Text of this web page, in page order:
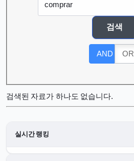
검색
AND OR
검색된 자료가 하나도 없습니다.
실시간 랭킹